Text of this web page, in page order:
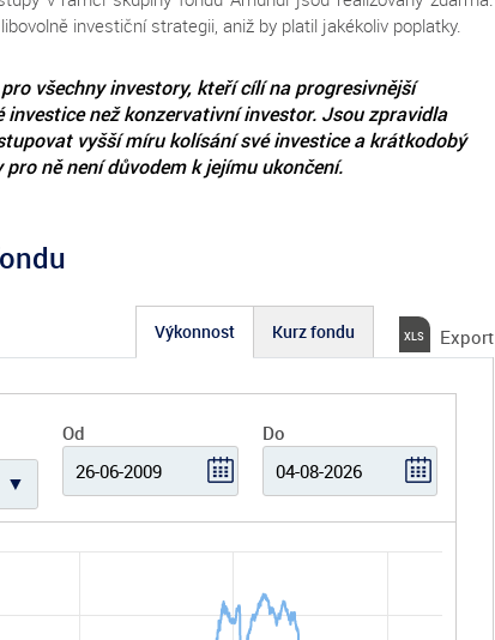
investiční strategii, aniž by platil jakékoliv poplatky.
všechny investory, kteří cílí na progresivnější
investice než konzervativní investor. Jsou zpravidla
vyšší míru kolísání své investice a krátkodobý
ně není důvodem k jejímu ukončení.
Výkonnost Kurz fondu Export
Od Do